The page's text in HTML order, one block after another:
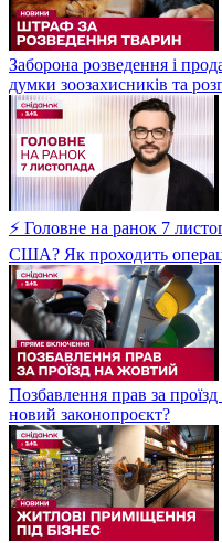
Заборона розведення і
думки зоозахисників та
⚡ Головне на ранок 7
США? Як проходить
Позбавлення прав за
новий законопроєкт?